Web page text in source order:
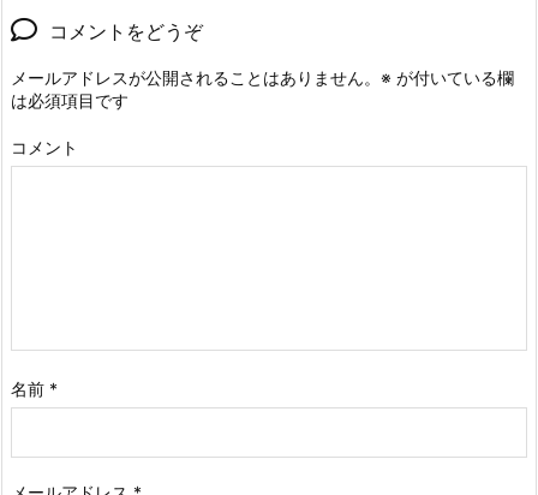
コメントをどうぞ
メールアドレスが公開されることはありません。 ※ が付いている欄
は必須項目です
コメント
名前 *